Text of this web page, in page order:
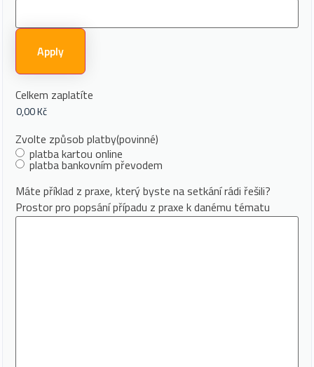
Celkem zaplatíte
Zvolte způsob platby(povinné)
platba kartou online
platba bankovním převodem
Máte příklad z praxe, který byste na setkání rádi řešili?
Prostor pro popsání případu z praxe k danému tématu